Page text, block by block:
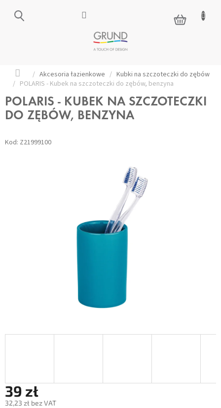
KOSZYK
Home
/ Akcesoria łazienkowe / Kubki na szczoteczki do zębów
/ POLARIS - Kubek na szczoteczki do zębów, benzyna
POLARIS - KUBEK NA SZCZOTECZKI
DO ZĘBÓW, BENZYNA
Kod: Z21999100
39 zł
32,23 zł bez VAT